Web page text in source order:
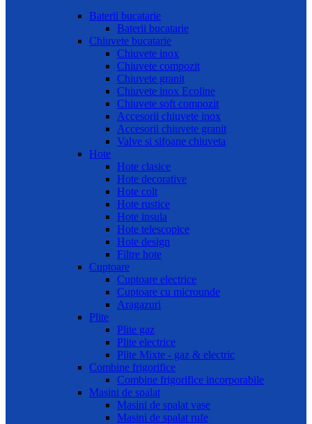
Baterii bucatarie
Baterii bucatarie
Chiuvete bucatarie
Chiuvete inox
Chiuvete compozit
Chiuvete granit
Chiuvete inox Ecoline
Chiuvete soft compozit
Accesorii chiuvete inox
Accesorii chiuvete granit
Valve si sifoane chiuveta
Hote
Hote clasice
Hote decorative
Hote colt
Hote rustice
Hote insula
Hote telescopice
Hote design
Filtre hote
Cuptoare
Cuptoare electrice
Cuptoare cu microunde
Aragazuri
Plite
Plite gaz
Plite electrice
Plite Mixte - gaz & electric
Combine frigorifice
Combine frigorifice incorporabile
Masini de spalat
Masini de spalat vase
Masini de spalat rufe